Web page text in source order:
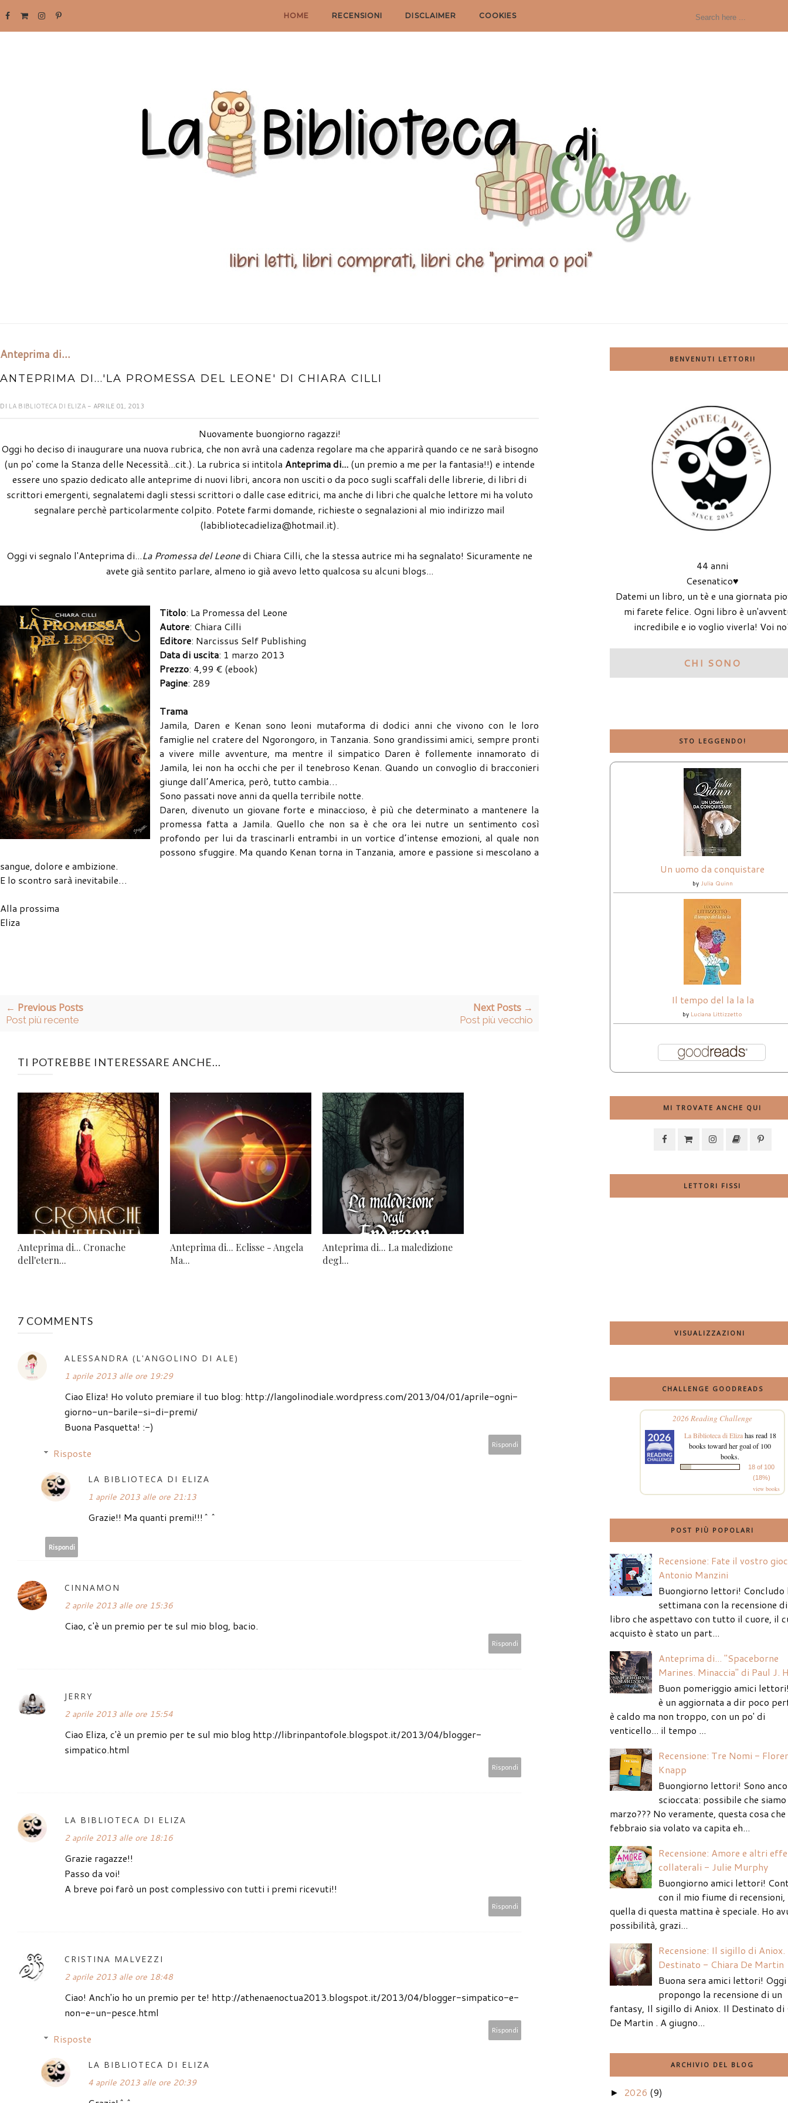
HOME RECENSIONI DISCLAIMER COOKIES
Anteprima di...
ANTEPRIMA DI...'LA PROMESSA DEL LEONE' DI CHIARA CILLI
DI LA BIBLIOTECA DI ELIZA - APRILE 01, 2013
Nuovamente buongiorno ragazzi!
Oggi ho deciso di inaugurare una nuova rubrica, che non avrà una cadenza regolare ma che apparirà quando ce ne sarà bisogno
(un po' come la Stanza delle Necessità...cit.). La rubrica si intitola Anteprima di... (un premio a me per la fantasia!!) e intende
essere uno spazio dedicato alle anteprime di nuovi libri, ancora non usciti o da poco sugli scaffali delle librerie, di libri di
scrittori emergenti, segnalatemi dagli stessi scrittori o dalle case editrici, ma anche di libri che qualche lettore mi ha voluto
segnalare perchè particolarmente colpito. Potete farmi domande, richieste o segnalazioni al mio indirizzo mail
(labibliotecadieliza@hotmail.it).
Oggi vi segnalo l'Anteprima di...La Promessa del Leonedi Chiara Cilli, che la stessa autrice mi ha segnalato! Sicuramente ne
avete già sentito parlare, almeno io già avevo letto qualcosa su alcuni blogs...
Titolo: La Promessa del Leone
Autore: Chiara Cilli
Editore: Narcissus Self Publishing
Data di uscita: 1 marzo 2013
Prezzo: 4,99 € (ebook)
Pagine: 289
Trama
Jamila, Daren e Kenan sono leoni mutaforma di dodici anni che vivono con le loro
famiglie nel cratere del Ngorongoro, in Tanzania. Sono grandissimi amici, sempre pronti
a vivere mille avventure, ma mentre il simpatico Daren è follemente innamorato di
Jamila, lei non ha occhi che per il tenebroso Kenan. Quando un convoglio di bracconieri
giunge dall’America, però, tutto cambia…
Sono passati nove anni da quella terribile notte.
Daren, divenuto un giovane forte e minaccioso, è più che determinato a mantenere la
promessa fatta a Jamila. Quello che non sa è che ora lei nutre un sentimento così
profondo per lui da trascinarli entrambi in un vortice d’intense emozioni, al quale non
possono sfuggire. Ma quando Kenan torna in Tanzania, amore e passione si mescolano a
sangue, dolore e ambizione.
E lo scontro sarà inevitabile…
Alla prossima
Eliza
← Previous Posts
Post più recente
Next Posts →
Post più vecchio
TI POTREBBE INTERESSARE ANCHE...
Anteprima di... Cronache
dell'etern...
Anteprima di... Eclisse - Angela
Ma...
Anteprima di... La maledizione
degl...
7 COMMENTS
ALESSANDRA (L'ANGOLINO DI ALE)
1 aprile 2013 alle ore 19:29
Ciao Eliza! Ho voluto premiare il tuo blog: http://langolinodiale.wordpress.com/2013/04/01/aprile-ogni-
giorno-un-barile-si-di-premi/
Buona Pasquetta! :-)
Rispondi
Risposte
LA BIBLIOTECA DI ELIZA
1 aprile 2013 alle ore 21:13
Grazie!! Ma quanti premi!!!^^
Rispondi
CINNAMON
2 aprile 2013 alle ore 15:36
Ciao, c'è un premio per te sul mio blog, bacio.
Rispondi
JERRY
2 aprile 2013 alle ore 15:54
Ciao Eliza, c'è un premio per te sul mio blog http://librinpantofole.blogspot.it/2013/04/blogger-
simpatico.html
Rispondi
LA BIBLIOTECA DI ELIZA
2 aprile 2013 alle ore 18:16
Grazie ragazze!!
Passo da voi!
A breve poi farò un post complessivo con tutti i premi ricevuti!!
Rispondi
CRISTINA MALVEZZI
2 aprile 2013 alle ore 18:48
Ciao! Anch'io ho un premio per te! http://athenaenoctua2013.blogspot.it/2013/04/blogger-simpatico-e-
non-e-un-pesce.html
Rispondi
Risposte
LA BIBLIOTECA DI ELIZA
4 aprile 2013 alle ore 20:39
BENVENUTI LETTORI!
44 anni
Cesenatico♥
Datemi un libro, un tè e una giornata
mi farete felice. Ogni libro è
incredibile e io voglio viverla! Voi
CHI SONO
STO LEGGENDO!
Un uomo da conquistare
by Julia Quinn
Il tempo del la la la
by Luciana Littizzetto
MI TROVATE ANCHE QUI
LETTORI FISSI
VISUALIZZAZIONI
CHALLENGE GOODREADS
2026 Reading Challenge
La Biblioteca di Elizahas read 18
books toward her goal of 100
books.
18 of 100
(18%)
view books
POST PIÙ POPOLARI
Recensione: Fate il vostro
Antonio Manzini
Buongiorno lettori! Concludo
settimana con la recensione
libro che aspettavo con tutto il cuore, il
acquisto è stato un part...
Anteprima di... "Spaceborne
Marines. Minaccia" di Paul J.
Buon pomeriggio amici
è un aggiornata a dir poco
è caldo ma non troppo, con un po' di
venticello... il tempo ...
Recensione: Tre Nomi -
Knapp
Buongiorno lettori! Sono
scioccata: possibile che siamo
marzo??? No veramente, questa cosa che
febbraio sia volato va capita eh...
Recensione: Amore e altri
collaterali - Julie Murphy
Buongiorno amici lettori!
con il mio fiume di recensioni,
quella di questa mattina è speciale. Ho
possibilità, grazi...
Recensione: Il sigillo di
Destinato - Chiara De Martin
Buona sera amici lettori!
propongo la recensione di un
fantasy, Il sigillo di Aniox. Il Destinato di
De Martin . A giugno...
ARCHIVIO DEL BLOG
► 2026 (9)